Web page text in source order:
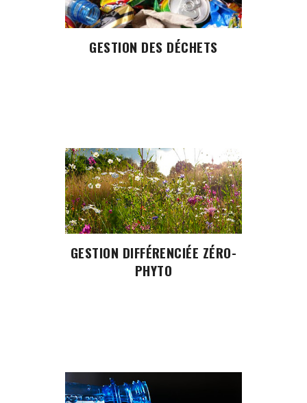
GESTION DES DÉCHETS
GESTION DIFFÉRENCIÉE ZÉRO-
PHYTO